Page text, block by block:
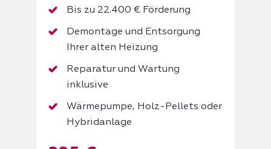
Bis zu 22.400 € Förderung
Demontage und Entsorgung
Ihrer alten Heizung
Reparatur und Wartung
inklusive
Wärmepumpe, Holz-Pellets oder
Hybridanlage